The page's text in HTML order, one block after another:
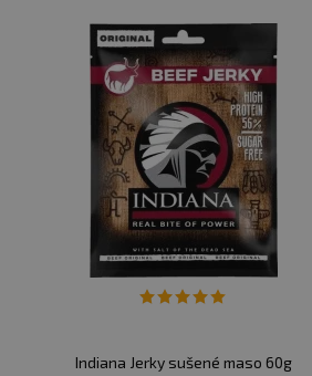
Indiana Jerky sušené maso 60g